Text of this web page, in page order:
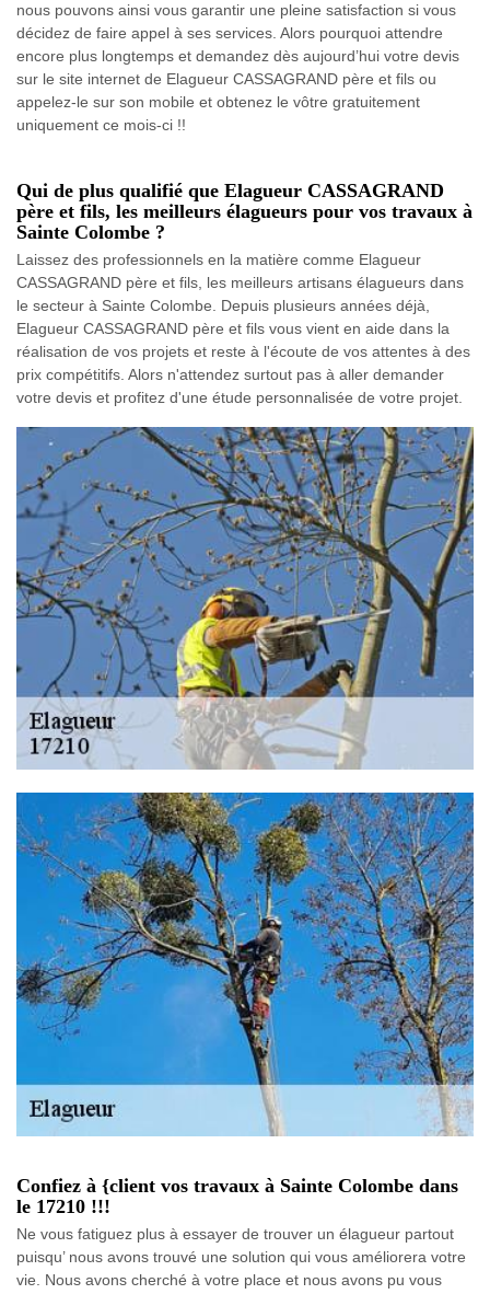
nous pouvons ainsi vous garantir une pleine satisfaction si vous
décidez de faire appel à ses services. Alors pourquoi attendre
encore plus longtemps et demandez dès aujourd’hui votre devis
sur le site internet de Elagueur CASSAGRAND père et fils ou
appelez-le sur son mobile et obtenez le vôtre gratuitement
uniquement ce mois-ci !!
Qui de plus qualifié que Elagueur CASSAGRAND
père et fils, les meilleurs élagueurs pour vos travaux à
Sainte Colombe ?
Laissez des professionnels en la matière comme Elagueur
CASSAGRAND père et fils, les meilleurs artisans élagueurs dans
le secteur à Sainte Colombe. Depuis plusieurs années déjà,
Elagueur CASSAGRAND père et fils vous vient en aide dans la
réalisation de vos projets et reste à l'écoute de vos attentes à des
prix compétitifs. Alors n'attendez surtout pas à aller demander
votre devis et profitez d'une étude personnalisée de votre projet.
Confiez à {client vos travaux à Sainte Colombe dans
le 17210 !!!
Ne vous fatiguez plus à essayer de trouver un élagueur partout
puisqu’ nous avons trouvé une solution qui vous améliorera votre
vie. Nous avons cherché à votre place et nous avons pu vous